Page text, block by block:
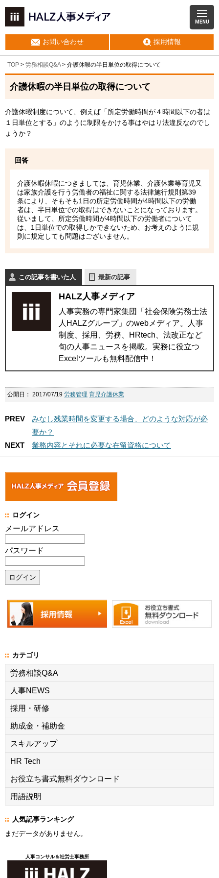
MENU
お問い合わせ 採用情報
TOP > 労務相談Q&A> 介護休暇の半日単位の取得について
介護休暇の半日単位の取得について
介護休暇制度について、例えば「所定労働時間が４時間以下の者は
１日単位とする」のように制限をかける事はやはり法違反なのでし
ょうか？
回答
介護休暇休暇につきましては、育児休業、介護休業等育児又
は家族介護を行う労働者の福祉に関する法律施行規則第39
条により、そもそも1日の所定労働時間が4時間以下の労働
者は、半日単位での取得はできないことになっております。
従いまして、所定労働時間が4時間以下の労働者について
は、1日単位での取得しかできないため、お考えのように規
則に規定しても問題はございません。
この記事を書いた人 最新の記事
HALZ人事メディア
人事実務の専門家集団「社会保険労務士法
人HALZグループ」のwebメディア。人事
制度、採用、労務、HRtech、法改正など
旬の人事ニュースを掲載。実務に役立つ
Excelツールも無料配信中！
公開日： 2017/07/19 労務管理 育児介護休業
PREV
みなし残業時間を変更する場合、どのような対応が必
要か？
NEXT
業務内容とそれに必要な在留資格について
ログイン
メールアドレス
パスワード
カテゴリ
労務相談Q&A
人事NEWS
採用・研修
助成金・補助金
スキルアップ
HR Tech
お役立ち書式無料ダウンロード
用語説明
人気記事ランキング
まだデータがありません。
人事コンサル＆社労士事務所